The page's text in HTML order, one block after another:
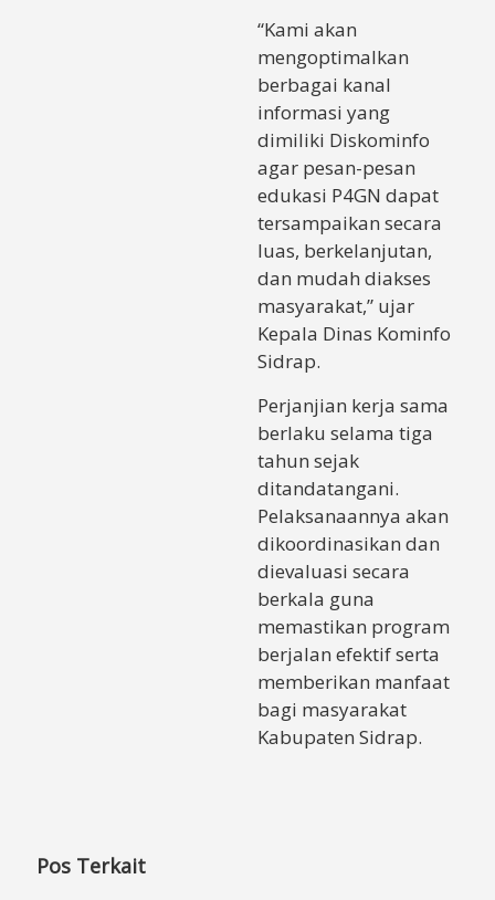
“Kami akan
mengoptimalkan
berbagai kanal
informasi yang
dimiliki Diskominfo
agar pesan-pesan
edukasi P4GN dapat
tersampaikan secara
luas, berkelanjutan,
dan mudah diakses
masyarakat,” ujar
Kepala Dinas Kominfo
Sidrap.
Perjanjian kerja sama
berlaku selama tiga
tahun sejak
ditandatangani.
Pelaksanaannya akan
dikoordinasikan dan
dievaluasi secara
berkala guna
memastikan program
berjalan efektif serta
memberikan manfaat
bagi masyarakat
Kabupaten Sidrap.
Pos Terkait